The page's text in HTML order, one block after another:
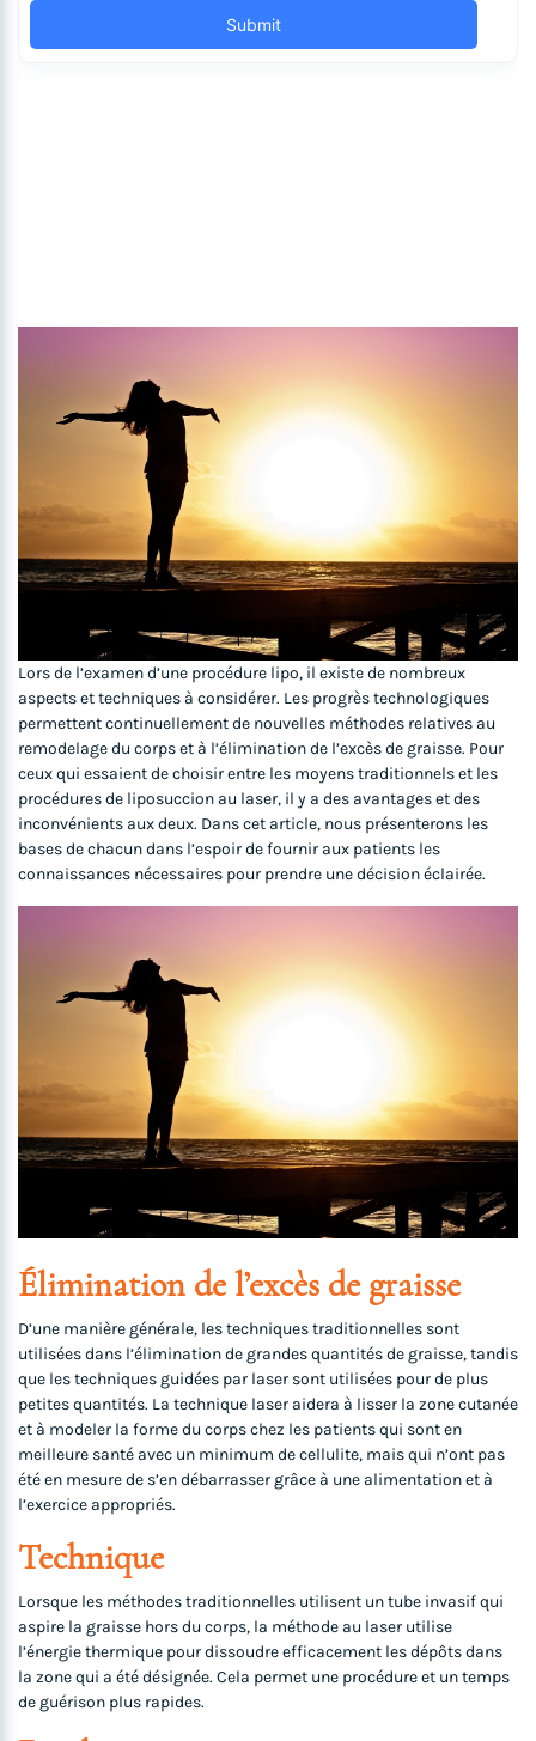
Lors de l’examen d’une procédure lipo, il existe de nombreux
aspects et techniques à considérer. Les progrès technologiques
permettent continuellement de nouvelles méthodes relatives au
remodelage du corps et à l’élimination de l’excès de graisse. Pour
ceux qui essaient de choisir entre les moyens traditionnels et les
procédures de liposuccion au laser, il y a des avantages et des
inconvénients aux deux. Dans cet article, nous présenterons les
bases de chacun dans l’espoir de fournir aux patients les
connaissances nécessaires pour prendre une décision éclairée.
Élimination de l’excès de graisse
D’une manière générale, les techniques traditionnelles sont
utilisées dans l’élimination de grandes quantités de graisse, tandis
que les techniques guidées par laser sont utilisées pour de plus
petites quantités. La technique laser aidera à lisser la zone cutanée
et à modeler la forme du corps chez les patients qui sont en
meilleure santé avec un minimum de cellulite, mais qui n’ont pas
été en mesure de s’en débarrasser grâce à une alimentation et à
l’exercice appropriés.
Technique
Lorsque les méthodes traditionnelles utilisent un tube invasif qui
aspire la graisse hors du corps, la méthode au laser utilise
l’énergie thermique pour dissoudre efficacement les dépôts dans
la zone qui a été désignée. Cela permet une procédure et un temps
de guérison plus rapides.